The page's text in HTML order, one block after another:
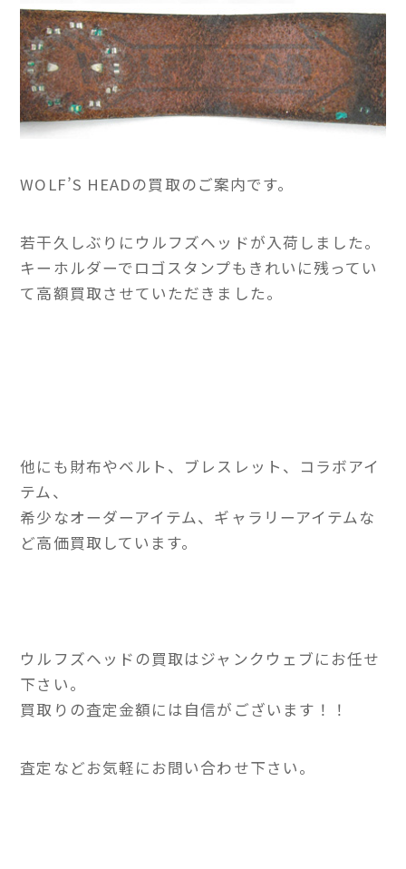
WOLF’S HEADの買取のご案内です。
若干久しぶりにウルフズヘッドが入荷しました。
キーホルダーでロゴスタンプもきれいに残ってい
て高額買取させていただきました。
他にも財布やベルト、ブレスレット、コラボアイ
テム、
希少なオーダーアイテム、ギャラリーアイテムな
ど高価買取しています。
ウルフズヘッドの買取はジャンクウェブにお任せ
下さい。
買取りの査定金額には自信がございます！！
査定などお気軽にお問い合わせ下さい。